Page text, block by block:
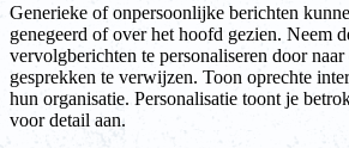
Generieke of onpersoonlijke berichten
genegeerd of over het hoofd gezien. Neem
vervolgberichten te personaliseren door
gesprekken te verwijzen. Toon oprechte
hun organisatie. Personalisatie toont je
voor detail aan.